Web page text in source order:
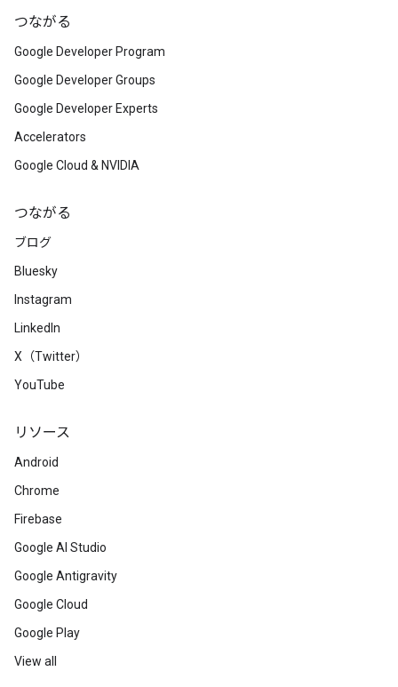
つながる
Google Developer Program
Google Developer Groups
Google Developer Experts
Accelerators
Google Cloud & NVIDIA
つながる
ブログ
Bluesky
Instagram
LinkedIn
X（Twitter）
YouTube
リソース
Android
Chrome
Firebase
Google AI Studio
Google Antigravity
Google Cloud
Google Play
View all